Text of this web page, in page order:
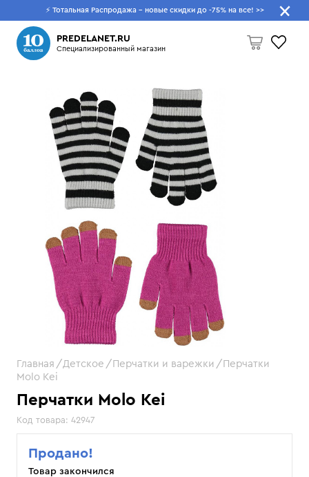
⚡ Тотальная Распродажа - новые скидки до -75% на все! >>
PREDELANET.RU
Специализированный магазин
Что будем искать?
Перчатки Molo Kei
Код товара: 42947
Главная Детское Перчатки и варежки
Перчатки
Molo Kei
Продано!
Товар закончился